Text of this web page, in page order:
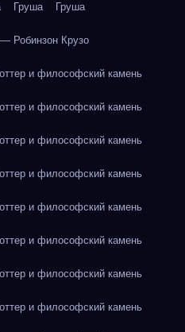
Груша Груша
Робинзон Крузо
и философский камень
и философский камень
и философский камень
и философский камень
и философский камень
и философский камень
и философский камень
и философский камень